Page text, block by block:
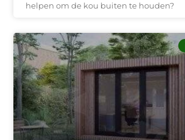
helpen om de kou buiten te houden?